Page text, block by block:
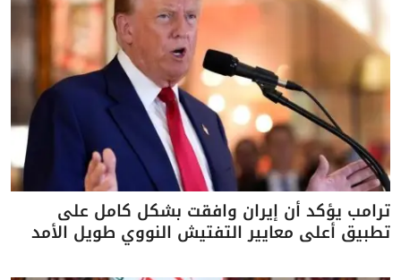
ترامب يؤكد أن إيران وافقت بشكل كامل على
تطبيق أعلى معايير التفتيش النووي طويل الأمد